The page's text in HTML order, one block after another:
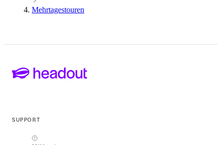
Mehrtagestouren
SUPPORT